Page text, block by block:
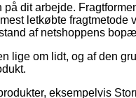
dit arbejde.
letkøbte fragtmetode
af netshoppens
lige om lidt, og af den
eksempelvis